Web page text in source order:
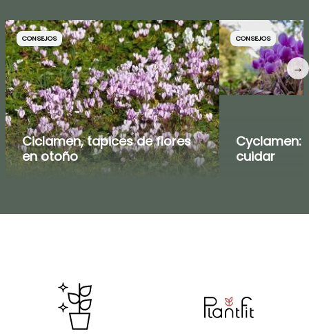
CONSEJOS
Ciclamen, tapices de flores
en otoño
CONSEJOS
Cyclamen:
cuidar
→